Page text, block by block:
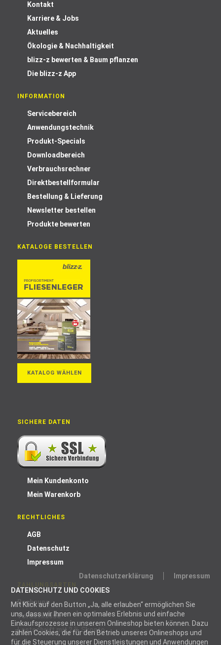
Datenschutzerklärung
Impressum
DATENSCHUTZ UND COOKIES
Mit Klick auf den Button „Ja, alle erlauben“ ermöglichen Sie
uns, dass wir Ihnen ein optimales Erlebnis und einfache
Einkaufsprozesse in unserem Onlineshop bieten können. Dazu
zählen Cookies, die für den Betrieb unseres Onlineshops und
für die Steuerung unserer Dienstleistungen und Anwendungen
Kontakt
Karriere & Jobs
Aktuelles
Ökologie & Nachhaltigkeit
blizz-z bewerten & Baum pflanzen
Die blizz-z App
INFORMATION
Servicebereich
Anwendungstechnik
Produkt-Specials
Downloadbereich
Verbrauchsrechner
Direktbestellformular
Bestellung & Lieferung
Newsletter bestellen
Produkte bewerten
KATALOGE BESTELLEN
KATALOG WÄHLEN
SICHERE DATEN
Mein Kundenkonto
Mein Warenkorb
RECHTLICHES
AGB
Datenschutz
Impressum
Rechnung
Vorauskasse
Lastschrift mit 2 % Skonto